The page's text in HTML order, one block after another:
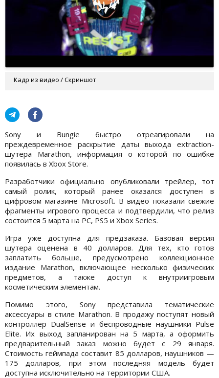
Кадр из видео / Скриншот
Sony и Bungie быстро отреагировали на
преждевременное раскрытие даты выхода extraction-
шутера Marathon, информация о которой по ошибке
появилась в Xbox Store.
Разработчики официально опубликовали трейлер, тот
самый ролик, который ранее оказался доступен в
цифровом магазине Microsoft. В видео показали свежие
фрагменты игрового процесса и подтвердили, что релиз
состоится 5 марта на PC, PS5 и Xbox Series.
Игра уже доступна для предзаказа. Базовая версия
шутера оценена в 40 долларов. Для тех, кто готов
заплатить больше, предусмотрено коллекционное
издание Marathon, включающее несколько физических
предметов, а также доступ к внутриигровым
косметическим элементам.
Помимо этого, Sony представила тематические
аксессуары в стиле Marathon. В продажу поступят новый
контроллер DualSense и беспроводные наушники Pulse
Elite. Их выход запланирован на 5 марта, а оформить
предварительный заказ можно будет с 29 января.
Стоимость геймпада составит 85 долларов, наушников —
175 долларов, при этом последняя модель будет
доступна исключительно на территории США.